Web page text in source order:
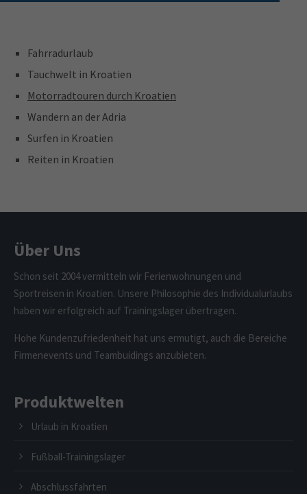
Fahrradurlaub
Tauchwelt in Kroatien
Motorradtouren durch Kroatien
Wandern an der Adria
Surfen in Kroatien
Reiten in Kroatien
Über Uns
Schon seit 2004 vermitteln wir Ferienwohnungen und
Sportreisen in Kroatien. Unsere Philosophie des Individualurlaubs
haben wir erfolgreich auf Trainingslager übertragen.
Hohe Kundenzufriedenheit hat uns ermutigt, auch die Bereiche
Firmenevents und Teambuidings anzubieten.
Produktwelten
Urlaub in Kroatien
Fußball-Trainingslager
Abschlussfahrten